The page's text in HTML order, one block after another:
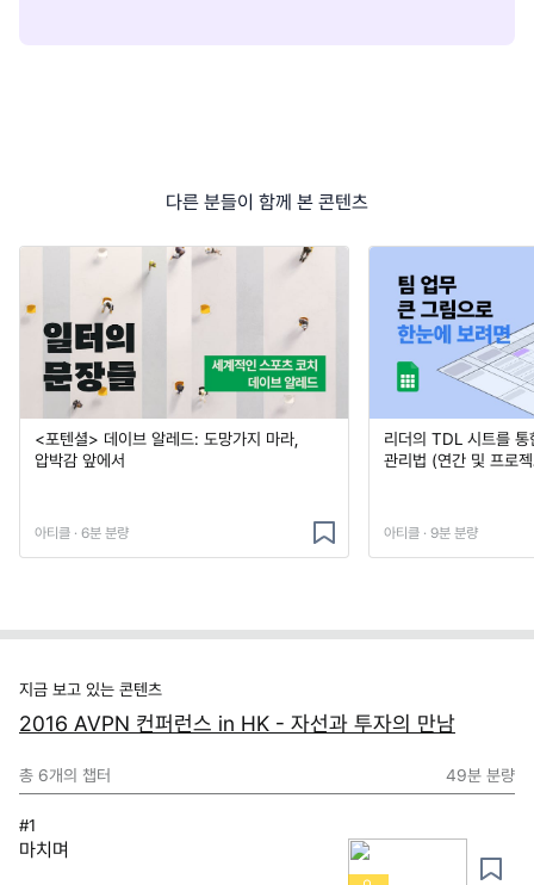
다른 분들이 함께 본 콘텐츠
<포텐셜> 데이브 알레드: 도망가지 마라,
압박감 앞에서
아티클 · 6분 분량
리더의 TDL 시트를
관리법 (연간 및 프로
아티클 · 9분 분량
지금 보고 있는 콘텐츠
2016 AVPN 컨퍼런스 in HK - 자선과 투자의 만남
총 6개의 챕터 49분 분량
#1
마치며